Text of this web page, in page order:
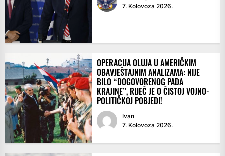
7. Kolovoza 2026.
OPERACIJA OLUJA U AMERIČKIM
OBAVJEŠTAJNIM ANALIZAMA: NIJE
BILO “DOGOVORENOG PADA
KRAJINE”, RIJEČ JE O ČISTOJ VOJNO-
POLITIČKOJ POBJEDI!
Ivan
7. Kolovoza 2026.